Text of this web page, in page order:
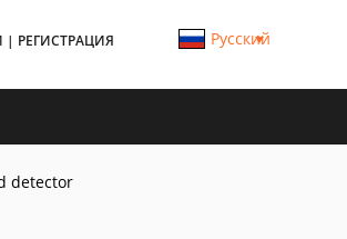
| РЕГИСТРАЦИЯ Русский
detector